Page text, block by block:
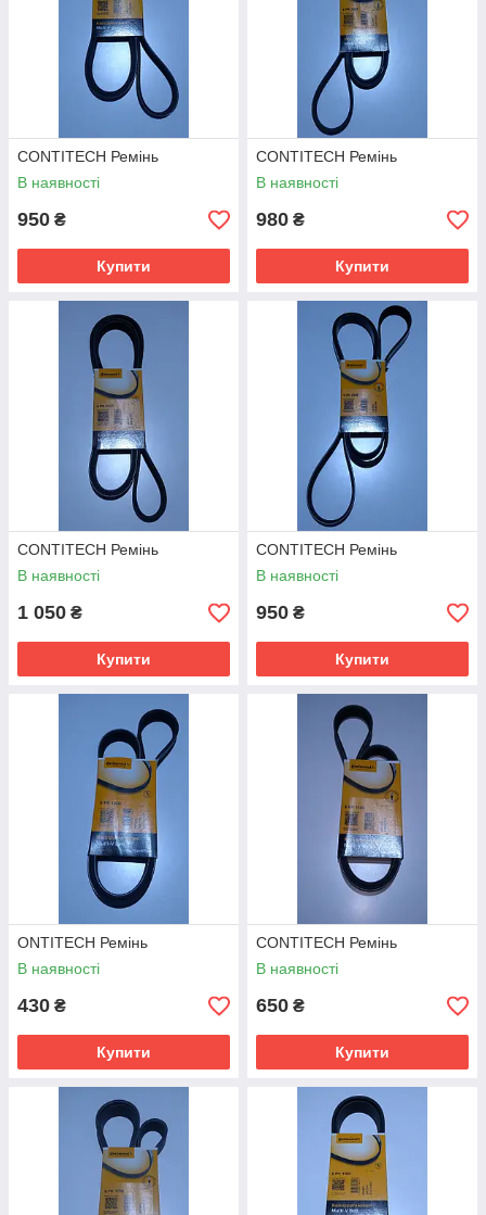
CONTITECH Ремінь
В наявності
950 ₴
Купити
CONTITECH Ремінь
В наявності
980 ₴
Купити
CONTITECH Ремінь
В наявності
1 050 ₴
Купити
CONTITECH Ремінь
В наявності
950 ₴
Купити
ONTITECH Ремінь
В наявності
430 ₴
Купити
CONTITECH Ремінь
В наявності
650 ₴
Купити